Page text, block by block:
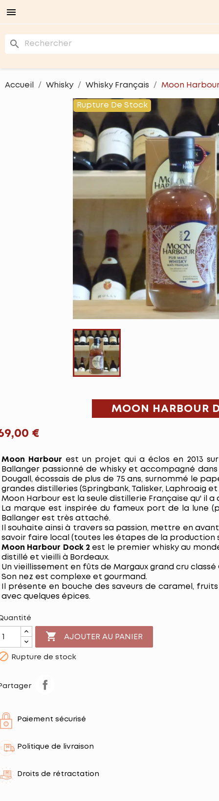

search
Accueil Whisky Whisky Français Moon
Rupture De Stock
MOON HARBOUR
€
Moon Harbour est un projet qui a éclos en 2013
Ballanger passionné de whisky et accompagné
Dougall, écossais de plus de 75 ans, surnommé le
grandes distilleries (Springbank, Talisker, Laphroaig et
Moon Harbour est la seule distillerie Française qu' il
La marque est inspirée du fameux port de la lune
Ballanger est très attaché.
Il souhaite ainsi à travers sa passion, mettre en
savoir faire local (toutes les étapes de la production
Moon Harbour Dock 2est le premier whisky au
distillé et vieilli à Bordeaux.
Un vieillissement en fûts de Margaux grand cru
Son nez est complexe et gourmand.
Il présente en bouche des saveurs de caramel,
avec quelques épices.
 AJOUTER AU PANIER
Rupture de stock
Paiement sécurisé
Politique de livraison
Droits de rétractation